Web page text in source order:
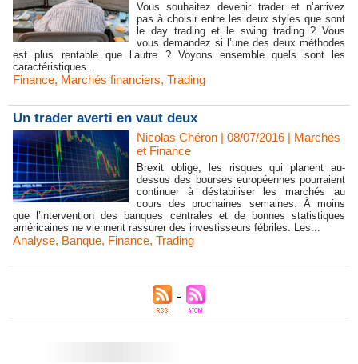
Vous souhaitez devenir trader et n’arrivez
pas à choisir entre les deux styles que sont
le day trading et le swing trading ? Vous
vous demandez si l’une des deux méthodes
est plus rentable que l’autre ? Voyons ensemble quels sont les
caractéristiques...
Finance, Marchés financiers, Trading
Un trader averti en vaut deux
Nicolas Chéron | 08/07/2016 | Marchés
et Finance
Brexit oblige, les risques qui planent au-
dessus des bourses européennes pourraient
continuer à déstabiliser les marchés au
cours des prochaines semaines. À moins
que l’intervention des banques centrales et de bonnes statistiques
américaines ne viennent rassurer des investisseurs fébriles. Les...
Analyse, Banque, Finance, Trading